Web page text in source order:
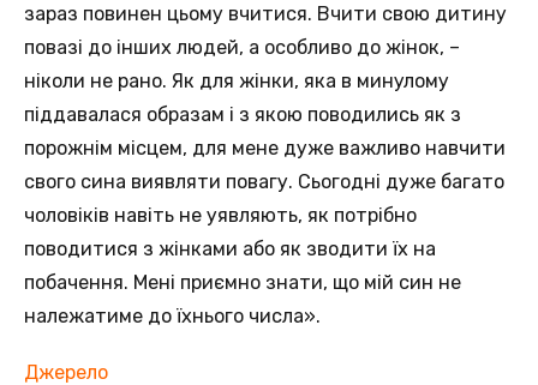
зараз повинен цьому вчитися. Вчити свою дитину
повазі до інших людей, а особливо до жінок, –
ніколи не рано. Як для жінки, яка в минулому
піддавалася образам і з якою поводились як з
порожнім місцем, для мене дуже важливо навчити
свого сина виявляти повагу. Сьогодні дуже багато
чоловіків навіть не уявляють, як потрібно
поводитися з жінками або як зводити їх на
побачення. Мені приємно знати, що мій син не
належатиме до їхнього числа».
Джерело